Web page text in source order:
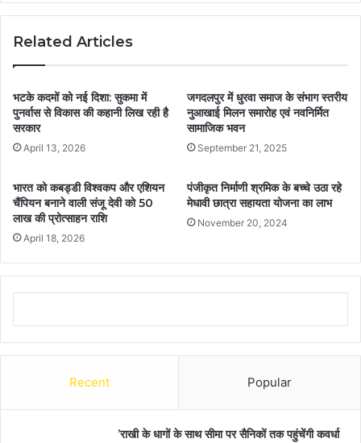
Related Articles
भटके कदमों को नई दिशा: सुकमा में
पुनर्वास से विकास की कहानी लिख रही है
सरकार
April 13, 2026
जगदलपुर में धुरवा समाज के संभाग स्तरीय
नुआखाई मिलन समारोह एवं नवनिर्मित
सामाजिक भवन
September 21, 2025
भारत को कबड्डी विश्वकप और एशियन
चैंपियन बनाने वाली संजू देवी को 50
लाख की प्रोत्साहन राशि
April 18, 2026
पंजीकृत निर्माणी श्रमिक के बच्चे उठा रहे
मेधावी छात्रा सहायता योजना का लाभ
November 20, 2024
Recent Popular
’राखी के धागों के साथ सीमा पर सैनिकों तक पहुंचेंगी कवर्धा